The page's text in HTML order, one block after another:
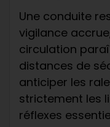
Une conduite
vigilance
circulation
distances de
anticiper les
strictement les
réflexes